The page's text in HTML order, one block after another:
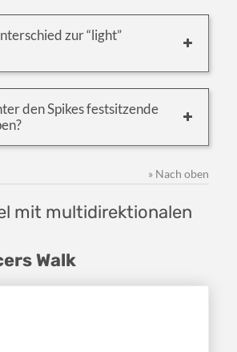
zur “light”
den Spikes festsitzende
» Nach oben
mit multidirektionalen
Walk